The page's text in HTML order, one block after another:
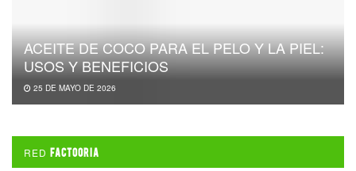
ACEITE DE COCO PARA EL PELO Y LA PIEL:
USOS Y BENEFICIOS
25 DE MAYO DE 2026
RED FACTOORIA